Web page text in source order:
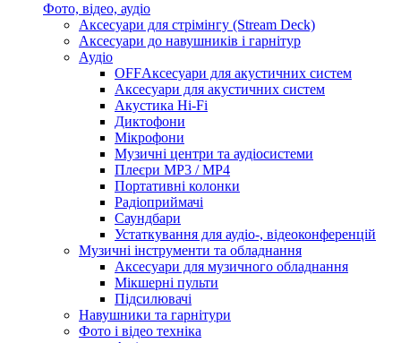
Фото, відео, аудіо
Аксесуари для стрімінгу (Stream Deck)
Аксесуари до навушників і гарнітур
Аудіо
OFFАксесуари для акустичних систем
Аксесуари для акустичних систем
Акустика Hi-Fi
Диктофони
Мікрофони
Музичні центри та аудіосистеми
Плеєри MP3 / MP4
Портативні колонки
Радіоприймачі
Саундбари
Устаткування для аудіо-, відеоконференцій
Музичні інструменти та обладнання
Аксесуари для музичного обладнання
Мікшерні пульти
Підсилювачі
Навушники та гарнітури
Фото і відео техніка